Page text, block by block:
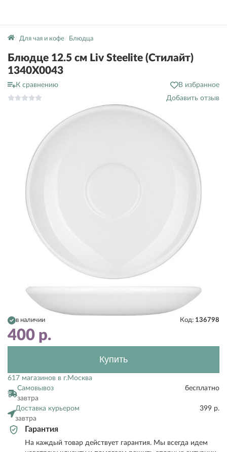
Для чая и кофе Блюдца
Блюдце 12.5 см Liv Steelite (Стилайт)
1340X0043
К сравнению
В избранное
Добавить отзыв
в наличии Код: 136798
400 р.
Купить
617 магазинов в г.Москва
Самовывоз
завтра
бесплатно
Доставка курьером
завтра
399 р.
Гарантия
На каждый товар действует гарантия. Мы всегда идем